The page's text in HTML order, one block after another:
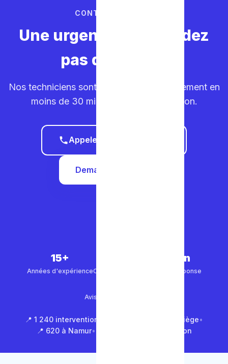
CONTACTEZ-NOUS
Une urgence ? Ne perdez
pas de temps.
Nos techniciens sont sur la route. Déplacement en
moins de 30 minutes dans votre région.
Appeler le 0465 68 51 58
Demander un devis
15+
Années d'expérienceClients satisfaits
30 min
Temps de réponse
Avis Google (500+)
📍 1 240 interventions à Bruxelles 📍 850 à Liège•
📍 620 à Namur• 📍 1 430 en Brabant Wallon